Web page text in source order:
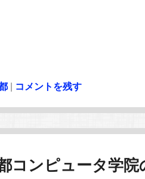
| コメントを残す
コンピュータ学院